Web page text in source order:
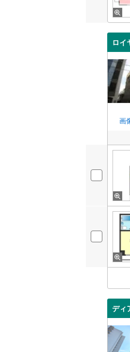
ロイ
画
ディ